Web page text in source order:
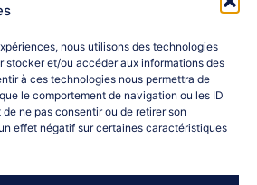
nous utilisons des technologies
stocker et/ou accéder aux informations des
à ces technologies nous permettra de
le comportement de navigation ou les ID
ne pas consentir ou de retirer son
effet négatif sur certaines caractéristiques
05